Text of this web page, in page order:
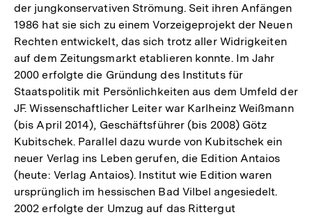
Auflösung
der
Fußnote
der jungkonservativen Strömung. Seit ihren Anfängen
1986 hat sie sich zu einem Vorzeigeprojekt der Neuen
Rechten entwickelt, das sich trotz aller Widrigkeiten
auf dem Zeitungsmarkt etablieren konnte. Im Jahr
2000 erfolgte die Gründung des Instituts für
Staatspolitik mit Persönlichkeiten aus dem Umfeld der
JF. Wissenschaftlicher Leiter war Karlheinz Weißmann
(bis April 2014), Geschäftsführer (bis 2008) Götz
Kubitschek. Parallel dazu wurde von Kubitschek ein
neuer Verlag ins Leben gerufen, die Edition Antaios
(heute: Verlag Antaios). Institut wie Edition waren
ursprünglich im hessischen Bad Vilbel angesiedelt.
2002 erfolgte der Umzug auf das Rittergut